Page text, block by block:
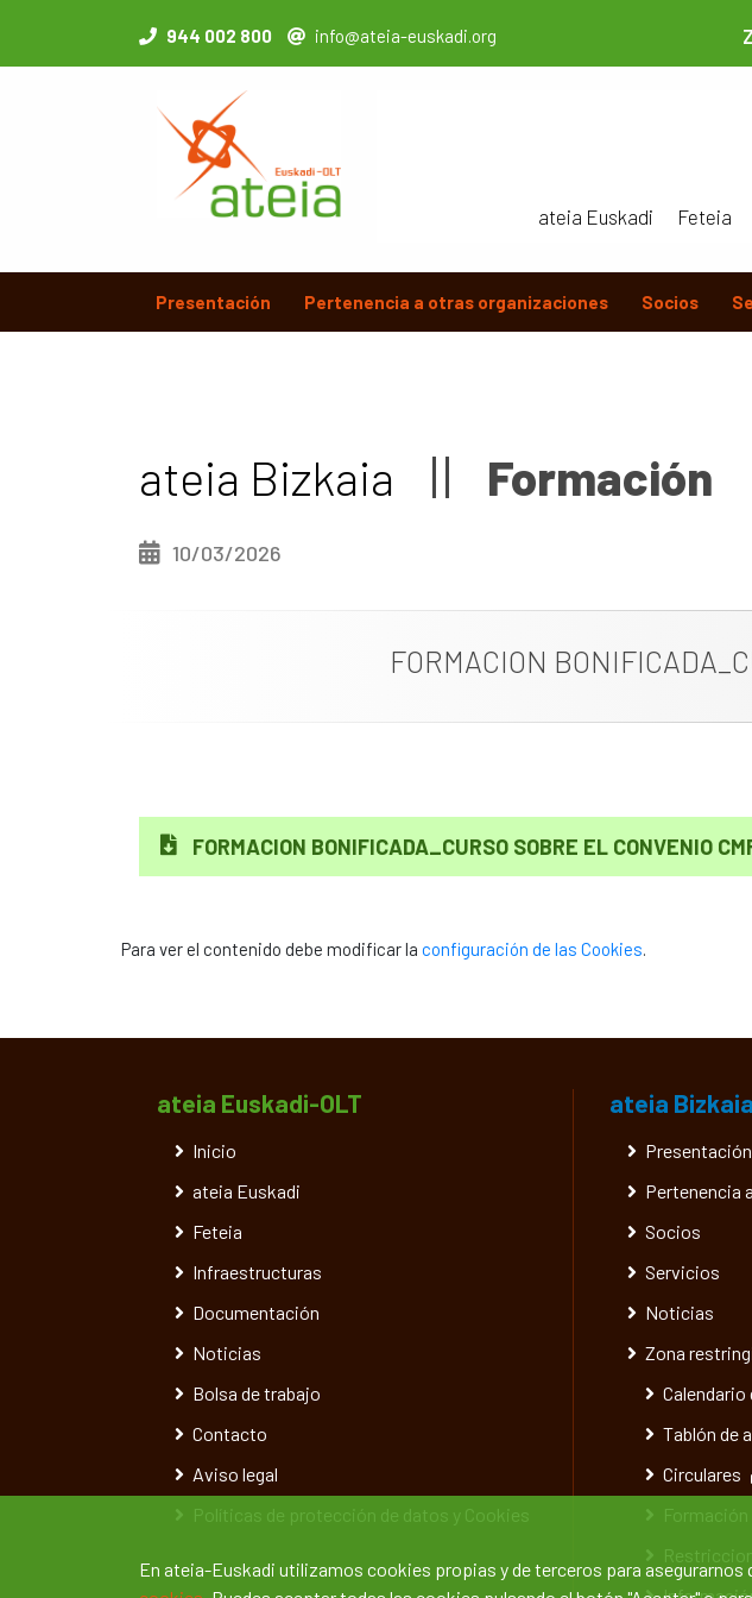
944 002 800 info@ateia-euskadi.org
ateia Euskadi Feteia
Presentación Pertenencia a otras organizaciones Socios
ateia Bizkaia Formación
10/03/2026
FORMACION
FORMACION BONIFICADA_CURSO SOBRE EL CONVENIO
Para ver el contenido debe modificar la configuración de las Cookies.
ateia Euskadi-OLT
Inicio
ateia Euskadi
Feteia
Infraestructuras
Documentación
Noticias
Bolsa de trabajo
Contacto
Aviso legal
Políticas de protección de datos y Cookies
ateia
Presentación
Pertenencia
Socios
Servicios
Noticias
Zona
Tablón de
Circulares
Formación
En ateia-Euskadi utilizamos cookies propias y de terceros para